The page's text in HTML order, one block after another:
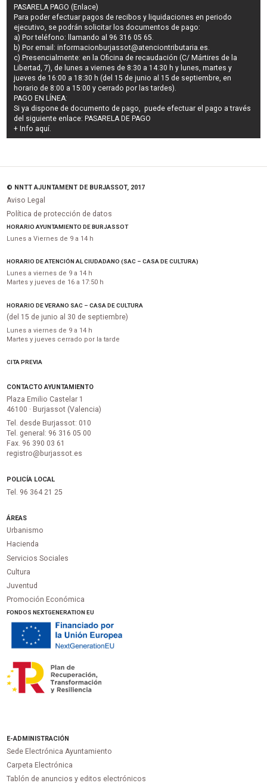
PASARELA PAGO (Enlace)
Para poder efectuar pagos derecibos y liquidaciones en periodo
ejecutivo , se podrán solicitar los documentos de pago:
a) Por teléfono: llamando al 96 316 05 65.
b) Por email:informacionburjassot@atenciontributaria.es
c) Presencialmente: en la Oficina de recaudación (C/ Mártires de la
Libertad, 7), de lunes a viernes de 8:30 a 14:30 h y lunes, martes y
jueves de 16:00 a 18:30 h (del 15 de junio al 15 de septiembre, en
horario de 8:00 a 15:00 y cerrado por las tardes).
PAGO EN LÍNEA:
Si ya dispone de documento de pago, puede efectuar el pago a través
del siguiente enlace:PASARELA DE PAGO
+ Info aquí
© NNTT AJUNTAMENT DE BURJASSOT, 2017
Aviso Legal
Política de protección de datos
HORARIO AYUNTAMIENTO DE BURJASSOT
Lunes a Viernes de 9 a 14 h
HORARIO DE ATENCIÓN AL CIUDADANO (SAC – CASA DE CULTURA)
Lunes a viernes de 9 a 14 h
Martes y jueves de 16 a 17:50 h
HORARIO DE VERANO SAC – CASA DE CULTURA
(del 15 de junio al 30 de septiembre)
Lunes a viernes de 9 a 14 h
Martes y jueves cerrado por la tarde
CITA PREVIA
CONTACTO AYUNTAMIENTO
Plaza Emilio Castelar 1
46100 · Burjassot (Valencia)
Tel. desde Burjassot: 010
Tel. general: 96 316 05 00
Fax. 96 390 03 61
registro@burjassot.es
POLICÍA LOCAL
Tel. 96 364 21 25
ÁREAS
Urbanismo
Hacienda
Servicios Sociales
Cultura
Juventud
Promoción Económica
FONDOS NEXTGENERATION EU
E-ADMINISTRACIÓN
Sede Electrónica Ayuntamiento
Carpeta Electrónica
Tablón de anuncios y editos electrónicos